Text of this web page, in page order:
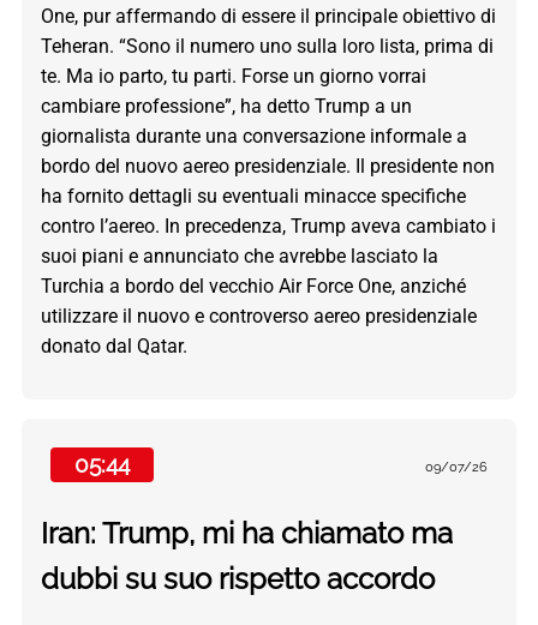
One, pur affermando di essere il principale obiettivo di
Teheran. “Sono il numero uno sulla loro lista, prima di
te. Ma io parto, tu parti. Forse un giorno vorrai
cambiare professione”, ha detto Trump a un
giornalista durante una conversazione informale a
bordo del nuovo aereo presidenziale. Il presidente non
ha fornito dettagli su eventuali minacce specifiche
contro l’aereo. In precedenza, Trump aveva cambiato i
suoi piani e annunciato che avrebbe lasciato la
Turchia a bordo del vecchio Air Force One, anziché
utilizzare il nuovo e controverso aereo presidenziale
donato dal Qatar.
05:44 09/07/26
Iran: Trump, mi ha chiamato ma
dubbi su suo rispetto accordo